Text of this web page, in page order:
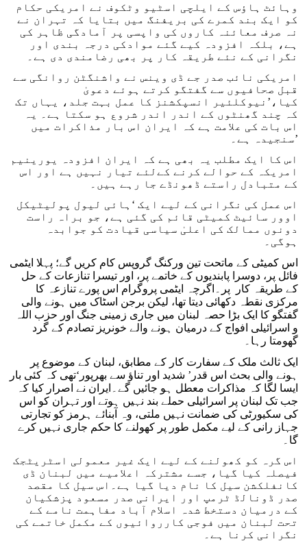
وہائٹ ہاؤس کے ایلچی اسٹیو وٹکوف نے امریکی حکام
کو ایک بند کمرے کی بریفنگ میں بتایا کہ تہران نے
نہ صرف معائنہ کاروں کی واپسی پر آمادگی ظاہر کی
ہے، بلکہ افزودہ کیے گئے موادکی درجہ بندی اور
نگرانی کے نئے طریقہ کار پر بھی رضامندی دی ہے۔
امریکی نائب صدر جے ڈی وینس نے واشنگٹن روانگی سے
قبل صحافیوں سے گفتگو کرتے ہوئے دعویٰ
کیا،’نیوکلئیر انسپکشنز کا عمل بہت جلد، یہاں تک
کہ چند گھنٹوں کے اندر اندر شروع ہو سکتا ہے۔ یہ
اس بات کی علامت ہے کہ ایران اس بار مذاکرات میں
سنجیدہ ہے۔’
اس کا ایک مطلب یہ بھی ہے کہ ایران افزودہ یورینیم
امریکہ کے حوالے کرنے کےلئے تیار نہیں ہے اور اس
کے متبادل راستے ڈھونڈے جا رہے ہیں۔
اس عمل کی نگرانی کے لیے ایک ‘ہائی لیول پولیٹیکل
اوور سائیٹ کمیٹی قائم کی گئی ہے، جو براہ راست
دونوں ممالک کی اعلیٰ سیاسی قیادت کو جوابدہ
ہوگی۔
اس کمیٹی کے ماتحت تین ورکنگ گروپس کام کریں گے؛ پہلا ایٹمی
فائل پر، دوسرا پابندیوں کے خاتمے پر، اور تیسرا تنازعات کے حل
کے طریقہ کار پر۔اگرچہ ایٹمی پروگرام اس پورے تنازعہ کا
مرکزی نقطہ دکھائی دیتا تھا، لیکن برجن اسٹاک میں ہونے والی
گفتگو کا ایک بڑا حصہ لبنان میں جاری زمینی جنگ اور حزب اللہ
و اسرائیلی افواج کے درمیان ہونے والے خونریز تصادم کے گرد
گھومتا رہا۔
ایک ثالث ملک کے سفارت کار کے مطابق، لبنان کے موضوع پر
ہونے والی بحث اس قدر’ شدید اور تناؤ سے بھرپور‘تھی کہ کئی بار
ایسا لگا کہ مذاکرات معطل ہو جائیں گے۔ایران نے اصرار کیا کہ
جب تک لبنان پر اسرائیلی حملے بند نہیں ہوتے اور تہران کو اس
کی سکیورٹی کی ضمانت نہیں ملتی، وہ آبنائے ہرمز کو تجارتی
جہاز رانی کے لیے مکمل طور پر کھولنے کا حکم جاری نہیں کرے
گا۔
اس گرہ کو کھولنے کے لیے ایک غیر معمولی اسٹریٹجک
فیصلہ کیا گیا، جسے مشترکہ اعلامیے میں لبنان ڈی
کانفلکشن سیل کا نام دیا گیا ہے۔اس سیل کا مقصد
صدر ڈونالڈ ٹرمپ اور ایرانی صدر مسعود پزشکیان
کے درمیان دستخط شدہ اسلام آباد مفاہمت نامے کے
تحت لبنان میں فوجی کارروائیوں کے مکمل خاتمے کی
نگرانی کرنا ہے۔